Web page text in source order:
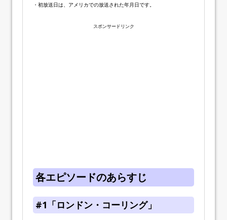
・初放送日は、アメリカでの放送された年月日です。
スポンサードリンク
各エピソードのあらすじ
#1「ロンドン・コーリング」